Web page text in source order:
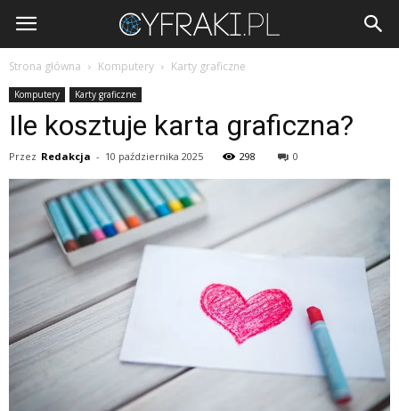
Cyfraki.pl
Strona główna Komputery Karty graficzne
Komputery Karty graficzne
Ile kosztuje karta graficzna?
Przez Redakcja - 10 października 2025 298 0